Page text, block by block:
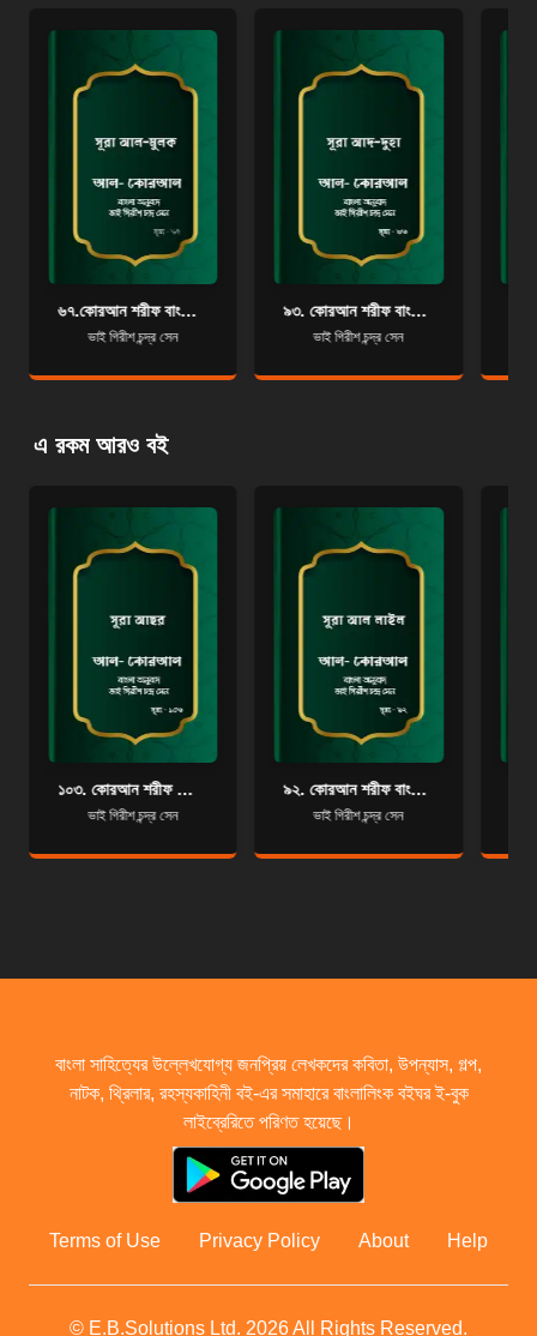
৬৭.কোরআন শরীফ বাংলা অনুবাদ - সূরা আল-মুলক
ভাই গিরীশ চন্দ্র সেন
৯৩. কোরআন শরীফ বাংলা অনুবাদ - সূরা আদ-দুহা
ভাই গিরীশ চন্দ্র সেন
এ রকম আরও বই
১০৩. কোরআন শরীফ বাংলা অনুবাদ - সূরা আছর
ভাই গিরীশ চন্দ্র সেন
৯২. কোরআন শরীফ বাংলা অনুবাদ - সূরা আল-লাইল
ভাই গিরীশ চন্দ্র সেন
বাংলা সাহিত্যের উল্লেখযোগ্য জনপ্রিয় লেখকদের কবিতা, উপন্যাস, গল্প,
নাটক, থ্রিলার, রহস্যকাহিনী বই-এর সমাহারে বাংলালিংক বইঘর ই-বুক
লাইব্রেরিতে পরিণত হয়েছে।
Terms of Use Privacy Policy About Help
© E.B.Solutions Ltd. 2026All Rights Reserved.